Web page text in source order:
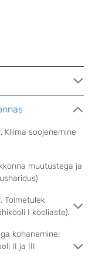
Kliima soojenemine
muutustega ja
Toimetulek
I kooliaste).
kohanemine:
II ja III